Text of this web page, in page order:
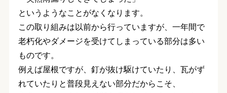
というようなことがなくなります。
この取り組みは以前から行っていますが、一年間で
老朽化やダメージを受けてしまっている部分は多い
ものです。
例えば屋根ですが、釘が抜け駆けていたり、瓦がず
れていたりと普段見えない部分だからこそ、